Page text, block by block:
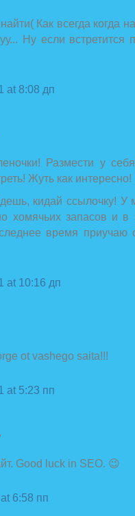
Как всегда когда
Ну если встретится
at 8:08 дп
Размести у
Жуть как интересно!
кидай ссылочку! У
хомячьих запасов и в
время приучаю
at 10:16 дп
ot vashego saita!!!
at 5:23 пп
Good luck in SEO. 😉
6:58 пп